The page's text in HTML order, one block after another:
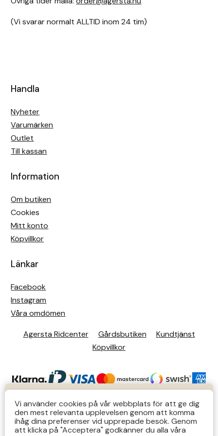
KUNDTJÄNST
Butiks- & telefontider Mån-Tors 12-14 Lör 12-14
övriga tider via e-post: order@agersta.nu
(Vi svarar normalt ALLTID inom 24 tim)
Handla
Nyheter
Varumärken
Outlet
Till kassan
Information
Om butiken
Cookies
Mitt konto
Köpvillkor
Länkar
Facebook
Instagram
Våra omdömen
Agersta Ridcenter Gårdsbutiken
Kundtjänst
Köpvillkor
Vi använder cookies på vår webbplats för att ge dig
den mest relevanta upplevelsen genom att komma
ihåg dina preferenser vid upprepade besök. Genom
att klicka på "Acceptera" godkänner du alla våra